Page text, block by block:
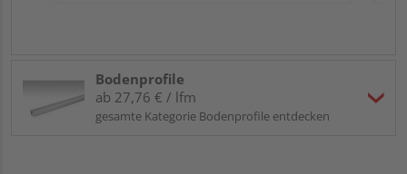
Bodenprofile
ab 27,76 € / lfm
gesamte Kategorie Bodenprofile entdecken